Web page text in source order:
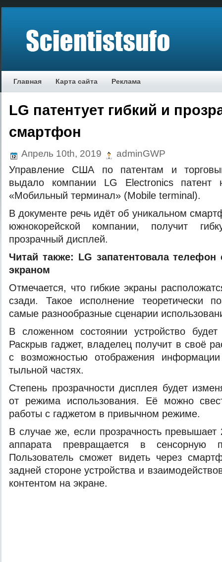
Главная Карта сайта Реклама
LG патентует гибкий и
смартфон
Апрель 10th, 2019 adminGWP
Управление США по патентам и
выдало компании LG Electronics патент
«Мобильный терминал» (Mobile terminal).
В документе речь идёт об уникальном
южнокорейской компании, получит
прозрачный дисплей.
Читай также: LG запатентовала
экраном
Отмечается, что гибкие экраны
сзади. Такое исполнение теоретически
самые разнообразные сценарии
В сложенном состоянии устройство будет
Раскрыв гаджет, владелец получит в своё
с возможностью отображения
тыльной частях.
Степень прозрачности дисплея будет
от режима использования. Её можно
работы с гаджетом в привычном режиме.
В случае же, если прозрачность превышает
аппарата превращается в сенсорную
Пользователь сможет видеть через
задней стороне устройства и
контентом на экране.